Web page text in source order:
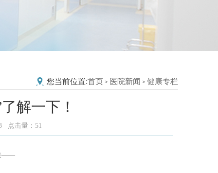
您当前位置:首页 > 医院新闻 > 健康专栏
解一下！
点击量： 51
——